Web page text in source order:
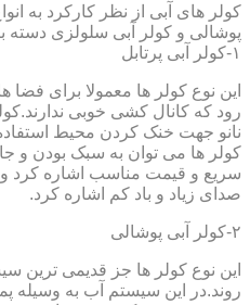
کولر های آبی از نظر کارکرد به
پوشالی و کولر آبی سلولزی دسته
۱-کولر آبی پرتابل
رود که کانال کشی خوبی
نانو جهت خنک کردن محیط
کولر ها می توان به سبک بودن و
سریع و قیمت مناسب اشاره کرد و
صدای زیاد و باد کم اشاره کرد.
۲-کولر آبی پوشالی
این نوع کولر ها جز قدیمی ترین
روند.در این سیستم آب به